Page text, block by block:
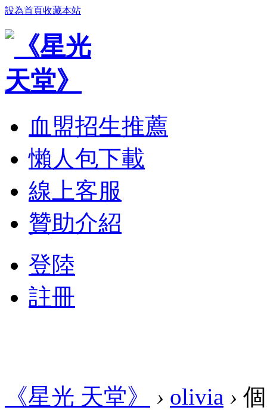
設為首頁收藏本站
血盟招生推薦
懶人包下載
線上客服
贊助介紹
登陸
註冊
《星光 天堂》 › olivia ›